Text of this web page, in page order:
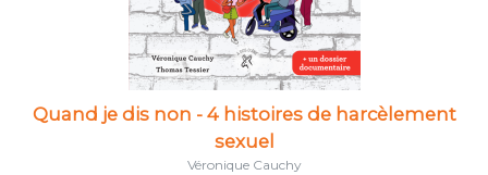
Quand je dis non - 4 histoires de harcèlement
sexuel
Véronique Cauchy